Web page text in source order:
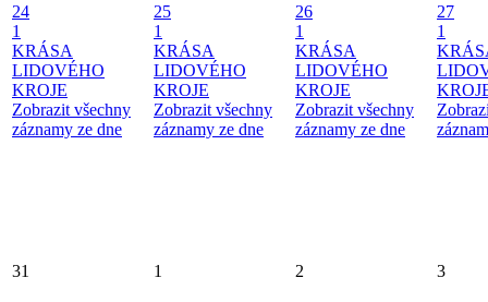
24
1
KRÁSA
LIDOVÉHO
KROJE
Zobrazit všechny
záznamy ze dne
25
1
KRÁSA
LIDOVÉHO
KROJE
Zobrazit všechny
záznamy ze dne
26
1
KRÁSA
LIDOVÉHO
KROJE
Zobrazit všechny
záznamy ze dne
27
1
31 1 2 3